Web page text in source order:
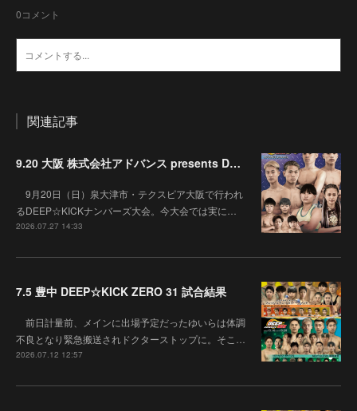
0コメント
関連記事
9.20 大阪 株式会社アドバンス presents DEEP☆KICK 79･80 7月の準決勝を勝ち抜いた6名による-53kg･-65kg･QUEEN-46kgと3つの王座決定戦の開催が決定！
9月20日（日）泉大津市・テクスピア大阪で行われ
るDEEP☆KICKナンバーズ大会。今大会では実に…
2026.07.27 14:33
7.5 豊中 DEEP☆KICK ZERO 31 試合結果
前日計量前、メインに出場予定だったゆいらは体調
不良となり緊急搬送されドクターストップに。そこ…
2026.07.12 12:57